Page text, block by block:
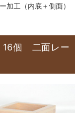
工（内底＋側面）
16個 二面レー